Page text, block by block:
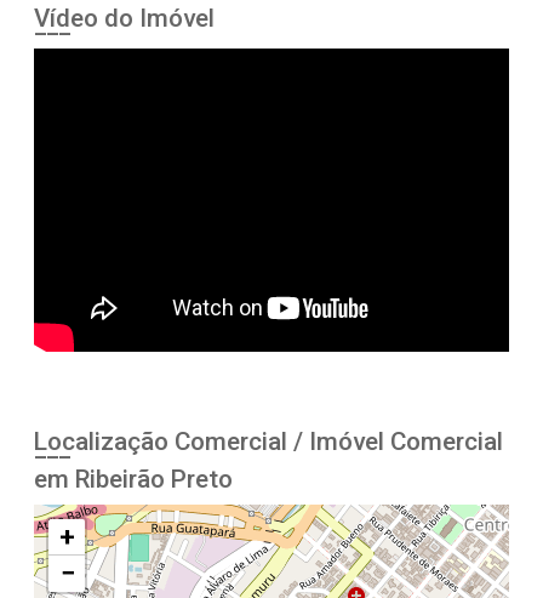
Vídeo do Imóvel
Localização Comercial / Imóvel Comercial
em Ribeirão Preto
+
−